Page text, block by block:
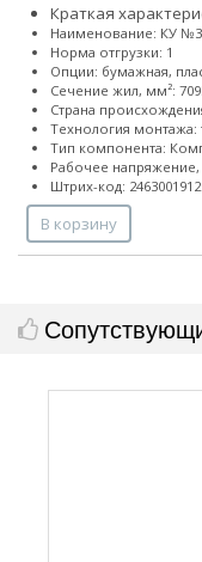
Краткая
Наименование: КУ №3
Норма отгрузки: 1
Опции: бумажная,
Сечение жил, мм²: 70
Страна
Технология
Тип компонента:
Рабочее напряжение,
Штрих-код:
В корзину